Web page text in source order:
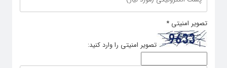
تصویر امنیتی *
تصویر امنیتی را وارد کنید: